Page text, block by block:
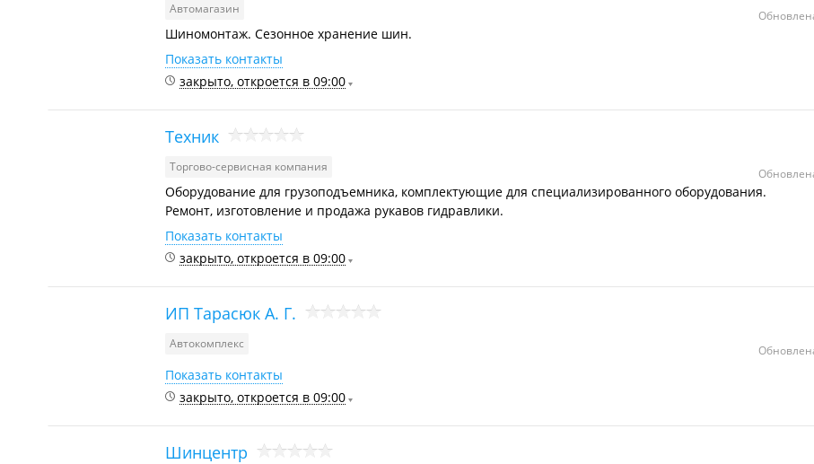
Автомагазин
Шиномонтаж. Сезонное хранение шин.
Показать контакты
закрыто, откроется в 09:00
Техник
Торгово-сервисная компания
Оборудование для грузоподъемника, комплектующие для специализированного оборудования.
Ремонт, изготовление и продажа рукавов гидравлики.
Показать контакты
закрыто, откроется в 09:00
ИП Тарасюк А. Г.
Автокомплекс
Показать контакты
закрыто, откроется в 09:00
Шинцентр